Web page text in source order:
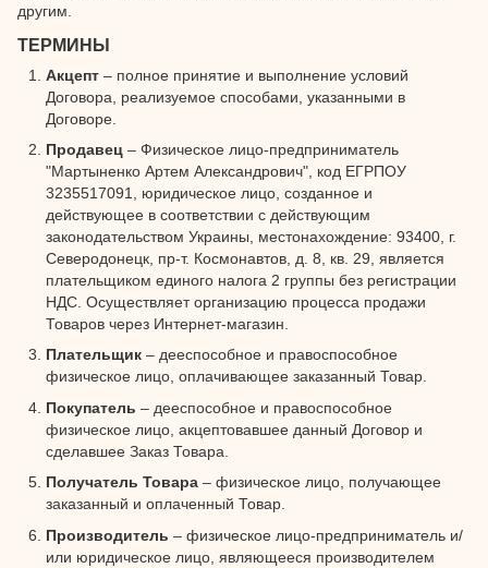
другим.
ТЕРМИНЫ
Акцепт – полное принятие и выполнение условий
Договора, реализуемое способами, указанными в
Договоре.
Продавец – Физическое лицо-предприниматель
"Мартыненко Артем Александрович", код ЕГРПОУ
3235517091, юридическое лицо, созданное и
действующее в соответствии с действующим
законодательством Украины, местонахождение: 93400, г.
Северодонецк, пр-т. Космонавтов, д. 8, кв. 29, является
плательщиком единого налога 2 группы без регистрации
НДС. Осуществляет организацию процесса продажи
Товаров через Интернет-магазин.
Плательщик – дееспособное и правоспособное
физическое лицо, оплачивающее заказанный Товар.
Покупатель – дееспособное и правоспособное
физическое лицо, акцептовавшее данный Договор и
сделавшее Заказ Товара.
Получатель Товара – физическое лицо, получающее
заказанный и оплаченный Товар.
Производитель – физическое лицо-предприниматель и/
или юридическое лицо, являющееся производителем